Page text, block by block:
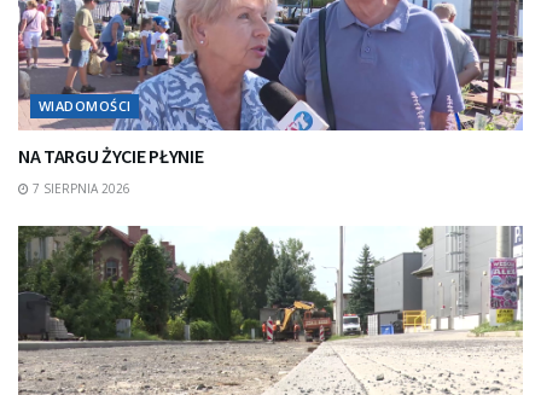
WIADOMOŚCI
NA TARGU ŻYCIE PŁYNIE
7 SIERPNIA 2026